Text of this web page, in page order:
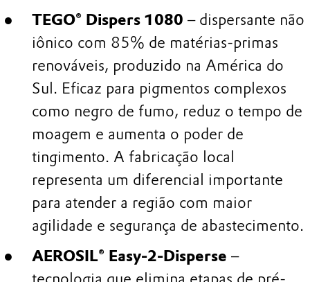
TEGO® Dispers 1080 – dispersante não
iônico com 85% de matérias-primas
renováveis, produzido na América do
Sul. Eficaz para pigmentos complexos
como negro de fumo, reduz o tempo de
moagem e aumenta o poder de
tingimento. A fabricação local
representa um diferencial importante
para atender a região com maior
agilidade e segurança de abastecimento.
AEROSIL® Easy-2-Disperse –